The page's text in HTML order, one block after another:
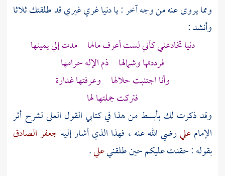
ومما يروى عنه من وجه آخر : يا دنيا غري غيري قد طلقتك ثلاثا
وأنشد :
دنيا تخادعني كأني لست أعرف مالها مدت إلي يمينها
فرددتها وشمالها ذم الإله حرامها
وأنا اجتنبت حلالها وعرفتها غدارة
فتركت جملتها لها
وقد ذكرت لك بأبسط من هذا في كتابي القول العلي لشرح أثر
الإمامعليرضي الله عنه ، فهذا الذي أشار إليه جعفر الصادق
بقوله : حقدت عليكم حين طلقنيعلي.